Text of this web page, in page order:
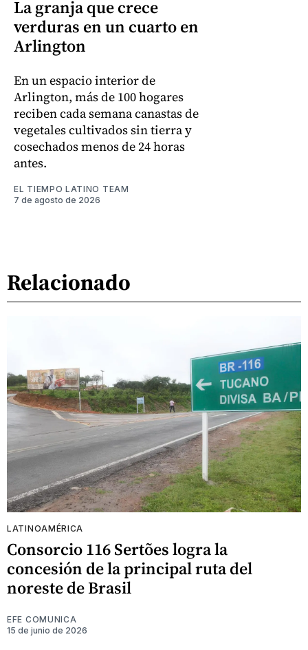
La granja que crece
verduras en un cuarto en
Arlington
En un espacio interior de
Arlington, más de 100 hogares
reciben cada semana canastas de
vegetales cultivados sin tierra y
cosechados menos de 24 horas
antes.
EL TIEMPO LATINO TEAM
7 de agosto de 2026
Relacionado
LATINOAMÉRICA
Consorcio 116 Sertões logra la
concesión de la principal ruta del
noreste de Brasil
EFE COMUNICA
15 de junio de 2026